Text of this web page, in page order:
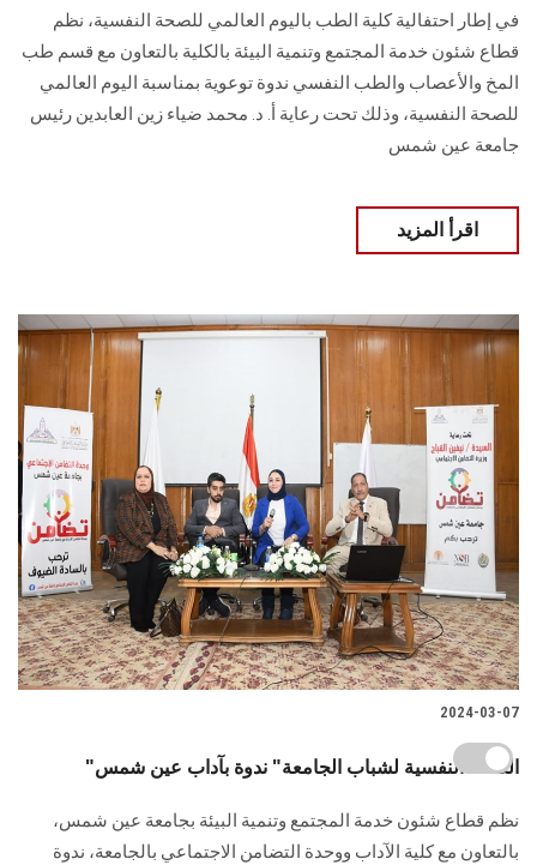
في إطار احتفالية كلية الطب باليوم العالمي للصحة النفسية، نظم
قطاع شئون خدمة المجتمع ‏وتنمية البيئة بالكلية بالتعاون مع قسم طب
المخ والأعصاب والطب النفسي ندوة توعوية بمناسبة ‏اليوم العالمي
للصحة النفسية، وذلك تحت رعاية أ. د. محمد ضياء زين العابدين رئيس
جامعة ‏عين شمس
اقرأ المزيد
2024-03-07
"الصحة النفسية لشباب الجامعة" ندوة بآداب عين شمس
نظم قطاع شئون خدمة المجتمع وتنمية البيئة بجامعة عين شمس،
بالتعاون مع كلية الآداب ووحدة ‏التضامن الاجتماعي بالجامعة، ندوة